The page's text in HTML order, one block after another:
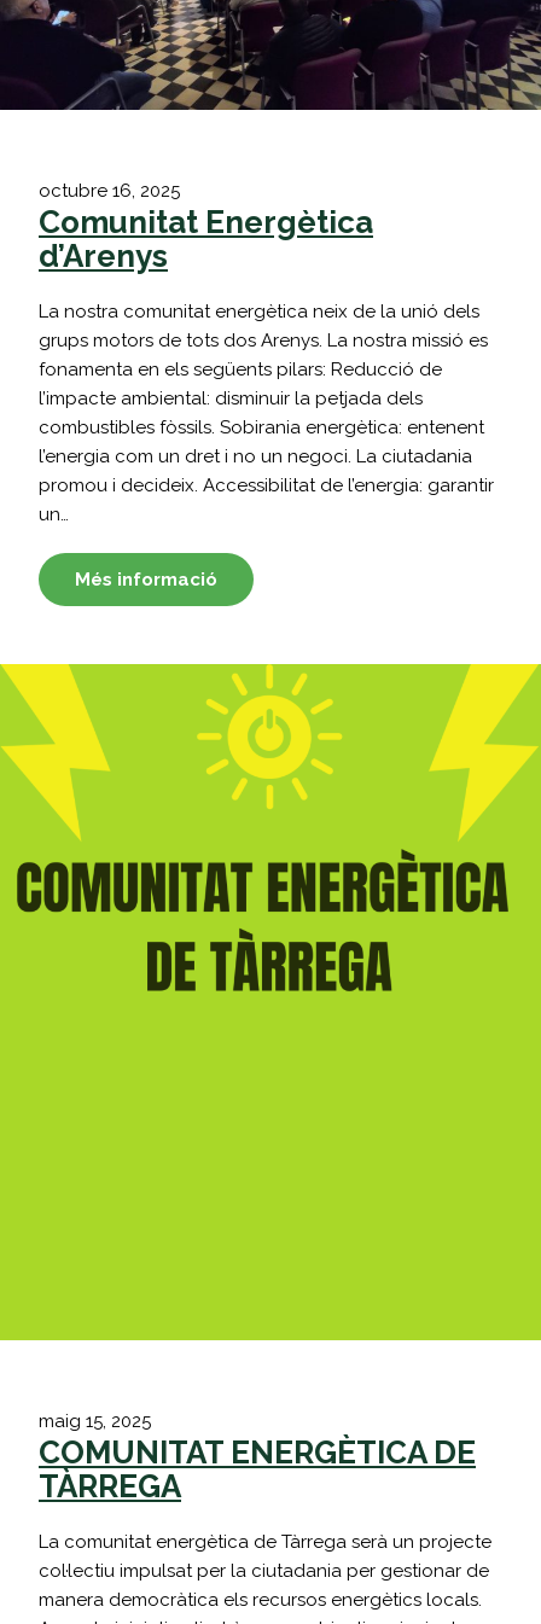
octubre 16, 2025
Comunitat Energètica
d’Arenys
La nostra comunitat energètica neix de la unió dels
grups motors de tots dos Arenys. La nostra missió es
fonamenta en els següents pilars: Reducció de
l’impacte ambiental: disminuir la petjada dels
combustibles fòssils. Sobirania energètica: entenent
l’energia com un dret i no un negoci. La ciutadania
promou i decideix. Accessibilitat de l’energia: garantir
un…
Més informació
maig 15, 2025
COMUNITAT ENERGÈTICA DE
TÀRREGA
La comunitat energètica de Tàrrega serà un projecte
col·lectiu impulsat per la ciutadania per gestionar de
manera democràtica els recursos energètics locals.